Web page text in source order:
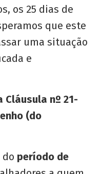
os 25 dias de
que este
uma situação
e
Cláusula nº 21-
(do
do período de